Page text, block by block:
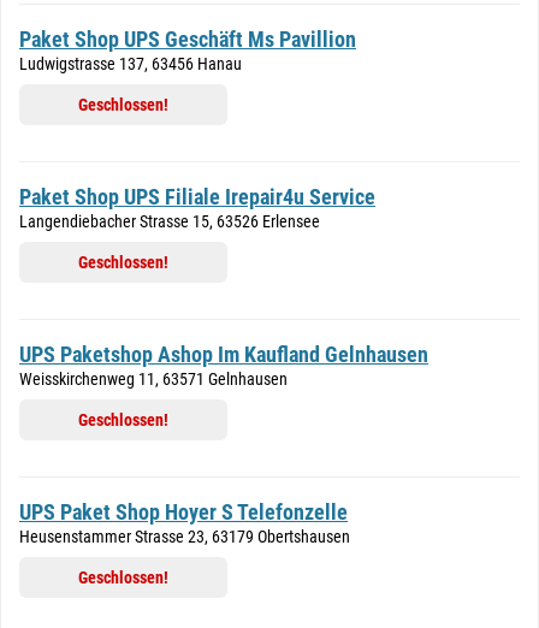
Paket Shop UPS Geschäft Ms Pavillion
Ludwigstrasse 137, 63456 Hanau
Geschlossen!
Paket Shop UPS Filiale Irepair4u Service
Langendiebacher Strasse 15, 63526 Erlensee
Geschlossen!
UPS Paketshop Ashop Im Kaufland Gelnhausen
Weisskirchenweg 11, 63571 Gelnhausen
Geschlossen!
UPS Paket Shop Hoyer S Telefonzelle
Heusenstammer Strasse 23, 63179 Obertshausen
Geschlossen!